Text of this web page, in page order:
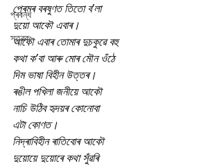
প্ৰবন্ধ
স্তৱক
প্ৰেমৰ বৰষুণত তিতো ব’লা
দুয়ো আকৌ এবাৰ।
আকৌ এবাৰ তোমাৰ দুচকুৱে বহু
কথা ক’বা আৰু মোৰ মৌন ওঁঠে
দিম ভাষা বিহীন উত্তৰ।
ৰঙীল পখিলা জনীয়ে আকৌ
নাচি উঠিব হৃদয়ৰ কোনোবা
এটা কোণত।
নিদ্ৰাবিহীন ৰাতিবোৰ আকৌ
দুয়োয়ে দুয়োৰে কথা সুঁৱৰি